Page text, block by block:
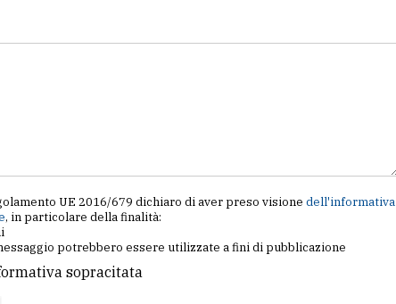
UE 2016/679 dichiaro di aver preso visione dell'informativa
, in particolare della finalità:
potrebbero essere utilizzate a fini di pubblicazione
sopracitata